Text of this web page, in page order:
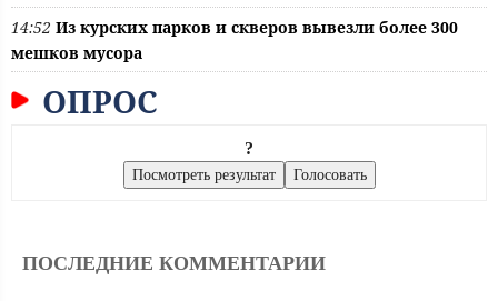
14:52 Из курских парков и скверов вывезли более 300
мешков мусора
ОПРОС
?
ПОСЛЕДНИЕ КОММЕНТАРИИ